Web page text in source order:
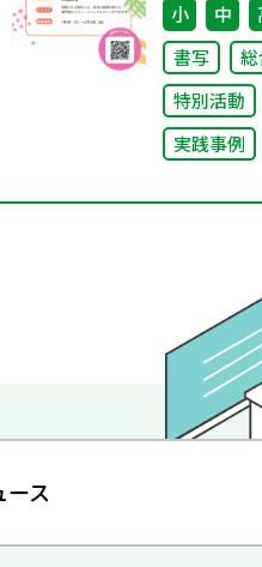
小 中
書写
特別活動
実践事例
ース